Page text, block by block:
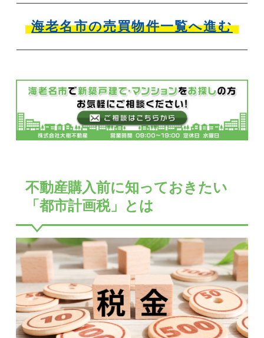
海老名市の売買物件一覧へ進む
不動産購入前に知っておきたい
「都市計画税」とは